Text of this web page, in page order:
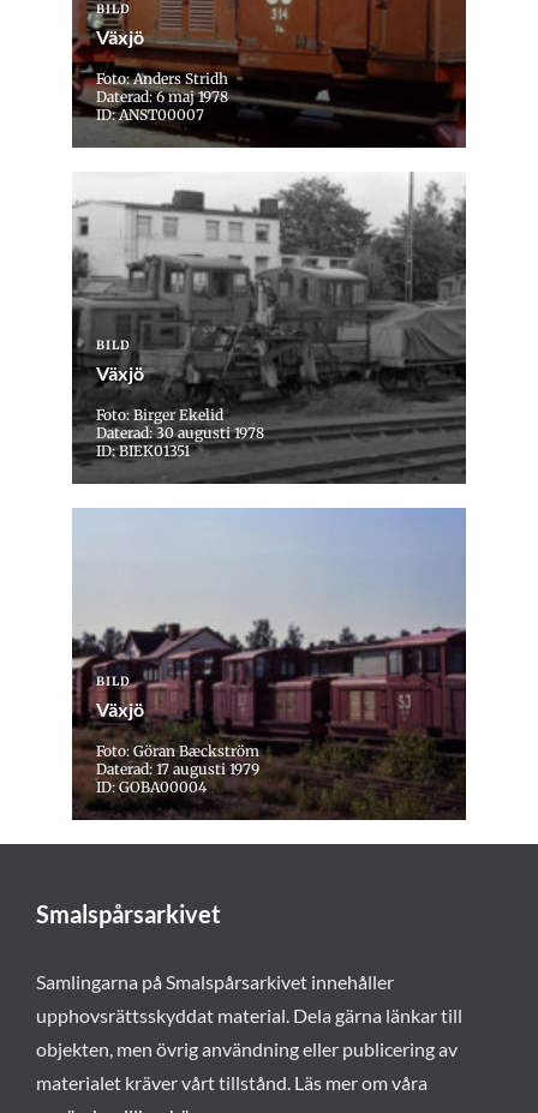
BILD
Växjö
Foto: Anders Stridh
Daterad: 6 maj 1978
ID: ANST00007
BILD
Växjö
Foto: Birger Ekelid
Daterad: 30 augusti 1978
ID: BIEK01351
BILD
Växjö
Foto: Göran Bæckström
Daterad: 17 augusti 1979
ID: GOBA00004
Smalspårsarkivet
Samlingarna på Smalspårsarkivet innehåller
upphovsrättsskyddat material. Dela gärna länkar till
objekten, men övrig användning eller publicering av
materialet kräver vårt tillstånd. Läs mer om våra